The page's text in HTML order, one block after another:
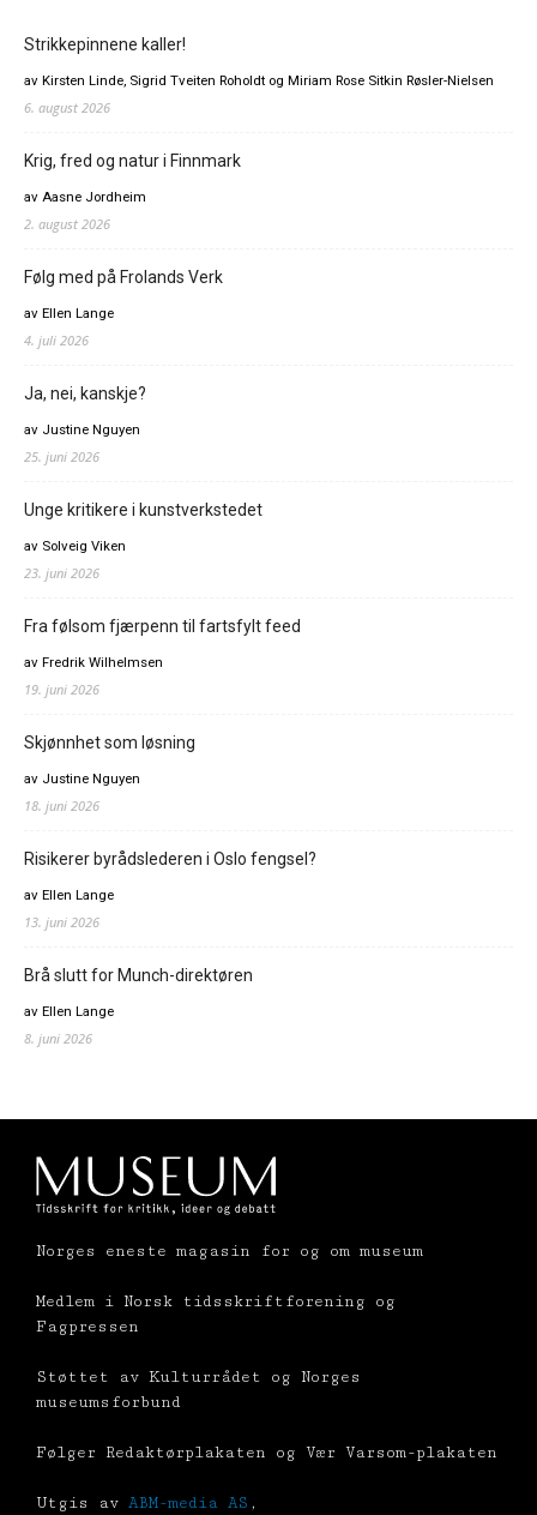
Strikkepinnene kaller!
av Kirsten Linde, Sigrid Tveiten Roholdt og Miriam Rose Sitkin Røsler-Nielsen
6. august 2026
Krig, fred og natur i Finnmark
av Aasne Jordheim
2. august 2026
Følg med på Frolands Verk
av Ellen Lange
4. juli 2026
Ja, nei, kanskje?
av Justine Nguyen
25. juni 2026
Unge kritikere i kunstverkstedet
av Solveig Viken
23. juni 2026
Fra følsom fjærpenn til fartsfylt feed
av Fredrik Wilhelmsen
19. juni 2026
Skjønnhet som løsning
av Justine Nguyen
18. juni 2026
Risikerer byrådslederen i Oslo fengsel?
av Ellen Lange
13. juni 2026
Brå slutt for Munch-direktøren
av Ellen Lange
8. juni 2026
Norges eneste magasin for og om museum
Medlem i Norsk tidsskriftforening og
Fagpressen
Støttet av Kulturrådet og Norges
museumsforbund
Følger Redaktørplakaten og Vær Varsom-plakaten
Utgis av ABM-media AS ,